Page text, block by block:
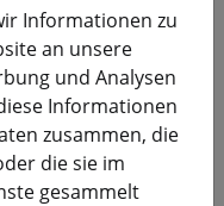
FPV Motor
Informationen zu
an unsere
und Analysen
Informationen
zusammen, die
die sie im
gesammelt